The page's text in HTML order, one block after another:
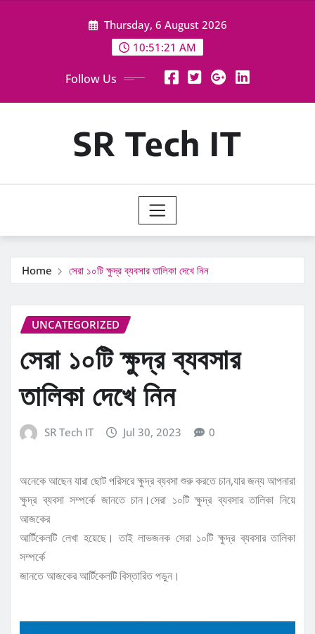
Thursday, 6 August 2026
10:51:23 AM
Follow Us
SR Tech IT
Home সেরা ১০টি ক্ষুদ্র ব্যবসার তালিকা দেখে নিন
UNCATEGORIZED
সেরা ১০টি ক্ষুদ্র ব্যবসার
তালিকা দেখে নিন
SR Tech IT Jul 30, 2023 0
অনেকে আছেন যারা ছোট পরিসরে ক্ষুদ্র ব্যবসা শুরু করতে চান,যার জন্য আপনারা
ক্ষুদ্র ব্যবসা সম্পর্কে জানতে চান।সেরা ১০টি ক্ষুদ্র ব্যবসার তালিকা নিয়ে
আজকের
আর্টিকেলটি লেখা হয়েছে। তাই লাভজনক সেরা ১০টি ক্ষুদ্র ব্যবসার তালিকা
সম্পর্কে
জানতে আজকের আর্টিকেলটি বিস্তারিত পড়ুন।